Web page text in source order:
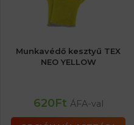
Munkavédő kesztyű TEX
NEO YELLOW
620Ft ÁFA-val